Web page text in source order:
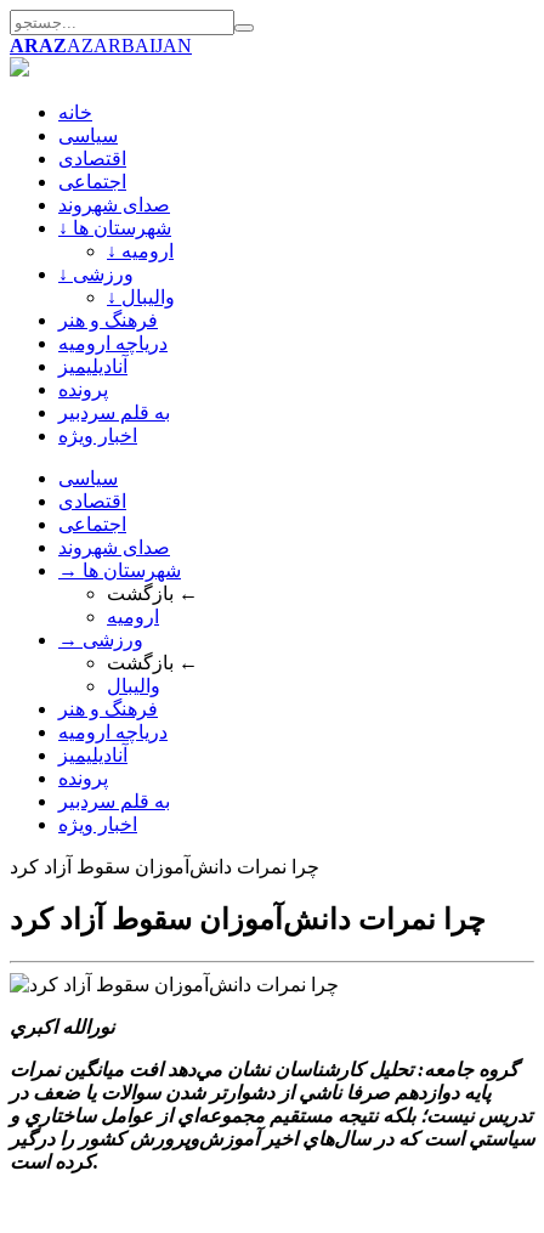
ARAZAZARBAIJAN
خانه
سیاسی
اقتصادی
اجتماعی
صدای شهروند
↓ شهرستان ها
↓ ارومیه
↓ ورزشی
↓ والیبال
فرهنگ و هنر
دریاچه ارومیه
آنادیلیمیز
پرونده
به قلم سردبیر
اخبار ویژه
سیاسی
اقتصادی
اجتماعی
صدای شهروند
→ شهرستان ها
بازگشت ←
ارومیه
→ ورزشی
بازگشت ←
والیبال
فرهنگ و هنر
دریاچه ارومیه
آنادیلیمیز
پرونده
به قلم سردبیر
اخبار ویژه
چرا نمرات دانش‌آموزان سقوط آزاد کرد
چرا نمرات دانش‌آموزان سقوط آزاد کرد
نورالله اکبري
گروه جامعه: تحليل کارشناسان نشان مي‌دهد افت ميانگين نمرات
پايه دوازدهم صرفا ناشي از دشوارتر شدن سوالات يا ضعف در
تدريس نيست؛ بلکه نتيجه مستقيم مجموعه‌اي از عوامل ساختاري و
سياستي است که در سال‌هاي اخير آموزش‌وپرورش کشور را درگير
کرده است.